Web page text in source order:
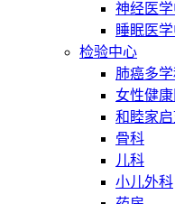
神经医
睡眠医
检验中心
肺癌多
女性健
和睦家
骨科
儿科
小儿外科